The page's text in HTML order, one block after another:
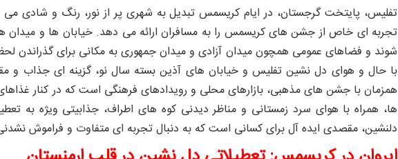
تفلیس، پایتخت گرجستان، در ایام کریسمس تبدیل به شهری پر از نور، رنگ و شادی
تجربه‌ ای خاص از جشن‌ های کریسمس را به مسافران ارائه می‌ دهد. خیابان‌ ها و میدان‌
‌شوند و فضاهای عمومی همچون میدان آزادی و میدان جمهوری به مکانی برای گذراندن
با حال ‌و هوای دل ‌نشین تفلیس و خیابان ‌های آذین ‌بسته‌ سال نو، گزینه ‌ای جذاب و
همزمان با جشن‌ های مذهبی، بازارهای محلی و رویدادهای فرهنگی است که در کنار
‌ها، همراه با هوای سرد زمستانی و مناظر دیدنی کوه‌ های اطراف، جذابیتی ویژه به
دلنشین، مقصدی ایده‌ آل برای کسانی است که به دنبال تجربه‌ ای متفاوت و فراموش